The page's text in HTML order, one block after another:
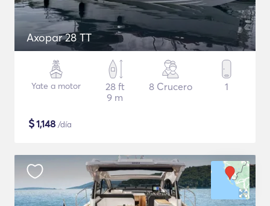
Axopar 28 TT
Yate a motor
28 ft
9 m
8 Crucero 1
$1,148 /día